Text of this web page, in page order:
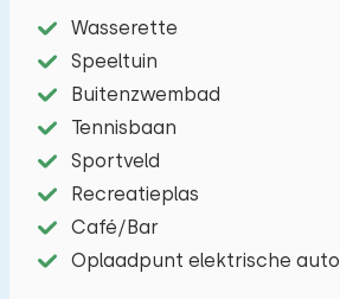
Wasserette
Speeltuin
Buitenzwembad
Tennisbaan
Sportveld
Recreatieplas
Café/Bar
Oplaadpunt elektrische auto